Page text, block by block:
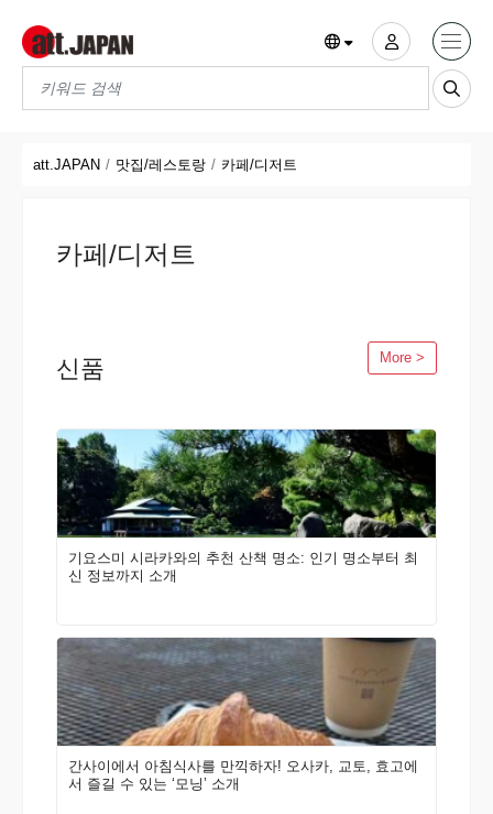
Translations title cont
att.JAPAN 맛집/레스토랑 카페/디저트
카페/디저트
신품 More >
기요스미 시라카와의 추천 산책 명소: 인기 명소부터 최
신 정보까지 소개
간사이에서 아침식사를 만끽하자! 오사카, 교토, 효고에
서 즐길 수 있는 ‘모닝’ 소개